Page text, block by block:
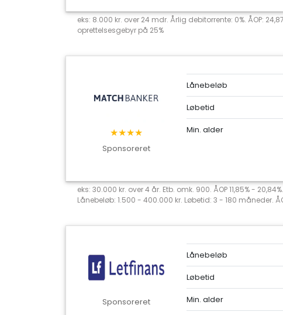
eks: 8.000 kr. over 24 mdr. Årlig debitorrente: 0%. ÅOP:
oprettelsesgebyr på 25%
★★★★
Sponsoreret
Lånebeløb
Løbetid
Min. alder
eks: 30.000 kr. over 4 år. Etb. omk. 900. ÅOP 11,85% -
Lånebeløb: 1.500 - 400.000 kr. Løbetid: 3 - 180 måneder.
Sponsoreret
Lånebeløb
Løbetid
Min. alder